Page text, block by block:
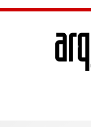
Skip to main content